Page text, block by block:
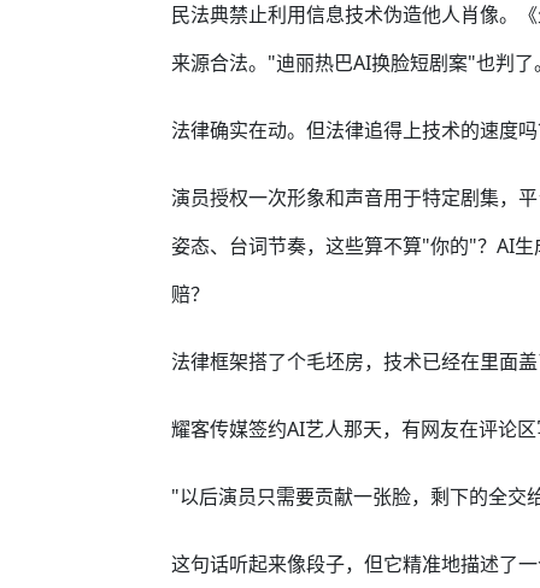
民法典禁止利用信息技术伪造他人肖像。
来源合法。"迪丽热巴AI换脸短剧案"也判了
法律确实在动。但法律追得上技术的速度
演员授权一次形象和声音用于特定剧集，
姿态、台词节奏，这些算不算"你的"？AI
赔？
法律框架搭了个毛坯房，技术已经在里面
耀客传媒签约AI艺人那天，有网友在评论
"以后演员只需要贡献一张脸，剩下的全交
这句话听起来像段子，但它精准地描述了